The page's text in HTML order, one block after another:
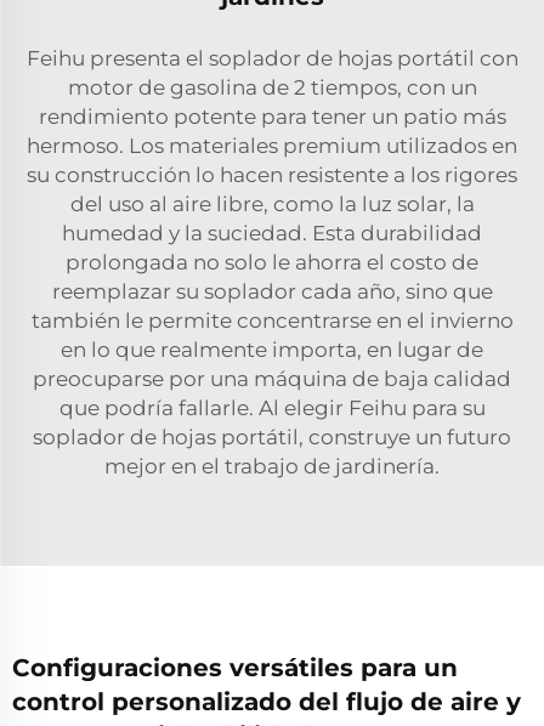
Feihu presenta el soplador de hojas portátil con
motor de gasolina de 2 tiempos, con un
rendimiento potente para tener un patio más
hermoso. Los materiales premium utilizados en
su construcción lo hacen resistente a los rigores
del uso al aire libre, como la luz solar, la
humedad y la suciedad. Esta durabilidad
prolongada no solo le ahorra el costo de
reemplazar su soplador cada año, sino que
también le permite concentrarse en el invierno
en lo que realmente importa, en lugar de
preocuparse por una máquina de baja calidad
que podría fallarle. Al elegir Feihu para su
soplador de hojas portátil, construye un futuro
mejor en el trabajo de jardinería.
Configuraciones versátiles para un
control personalizado del flujo de aire y